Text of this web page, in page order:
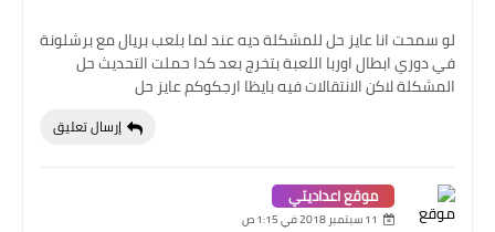
لو سمحت انا عايز حل للمشكلة ديه عند لما بلعب بريال مع برشلونة
في دوري ابطال اوربا اللعبة بتخرج بعد كدا حملت التحديث حل
المشكلة لاكن الانتقالات فيه بايظا ارجكوكم عايز حل
إرسال تعليق
موقع اعداديتي
11 سبتمبر 2018 في 1:15 ص